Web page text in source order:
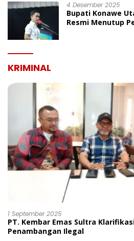
4 Desember 2025
Bupati Konawe
Resmi Menutup
KRIMINAL
1 September 2025
PT. Kembar Emas Sultra
Penambangan Ilegal